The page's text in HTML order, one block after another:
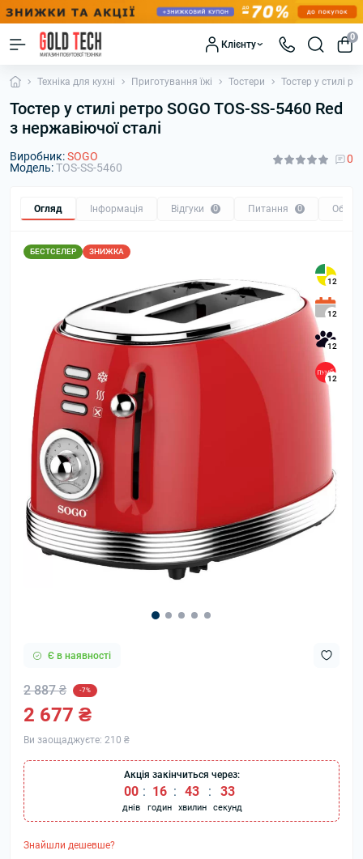
Клієнту
0
Техніка для кухні Приготування їжі Тостери Тостер у стилі
Тостер у стилі ретро SOGO TOS-SS-5460 Red
з нержавіючої сталі
Виробник:SOGO
Модель:TOS-SS-5460
0
Огляд Інформація Відгуки 0 Питання 0 Обмін
БЕСТСЕЛЕР ЗНИЖКА
12
12
12
12
Є в наявності
2 887 ₴ -7%
2 677 ₴
Ви заощаджуєте: 210 ₴
Акція закінчиться через:
00
днів
16
годин
43
хвилин
32
секунд
Знайшли дешевше?